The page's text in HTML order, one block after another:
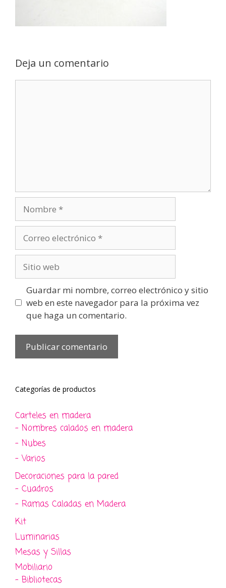
Deja un comentario
electrónico
web
Guardar mi nombre, correo electrónico y sitio
web en este navegador para la próxima vez
que haga un comentario.
Categorías de productos
Carteles en madera
- Nombres calados en madera
- Nubes
- Varios
Decoraciones para la pared
- Cuadros
- Ramas Caladas en Madera
Kit
Luminarias
Mesas y Sillas
Mobiliario
- Bibliotecas